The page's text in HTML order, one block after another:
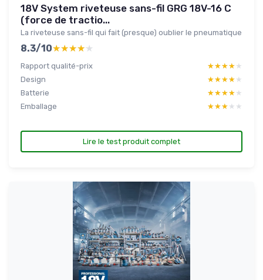
18V System riveteuse sans-fil GRG 18V-16 C
(force de tractio...
La riveteuse sans-fil qui fait (presque) oublier le pneumatique
8.3/10★★★★★
★★★★★
Rapport qualité-prix ★★★★★
★★★★★
Design
★★★★★
★★★★★
Batterie
★★★★★
★★★★★
Emballage
★★★★★
★★★★★
Lire le test produit complet